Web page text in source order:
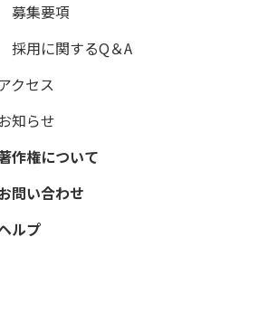
募集要項
採用に関するQ＆A
クセス
知らせ
作権について
問い合わせ
ルプ